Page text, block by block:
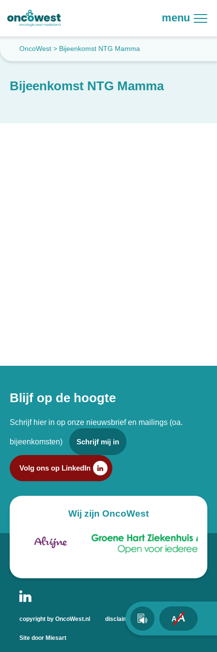
menu
OncoWest > Bijeenkomst NTG Mamma
Bijeenkomst NTG Mamma
Blijf op de hoogte
Schrijf hier in op onze nieuwsbrief en mailings (oa.
bijeenkomsten) Schrijf mij in
Volg ons op LinkedIn
Wij zijn OncoWest
copyright by OncoWest.nl disclaimer privacyverklaring
Site door Miesart
AA